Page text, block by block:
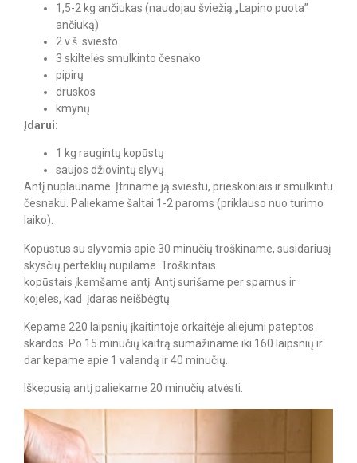
1,5-2 kg ančiukas (naudojau šviežią „Lapino puota”
ančiuką)
2 v.š. sviesto
3 skiltelės smulkinto česnako
pipirų
druskos
kmynų
Įdarui:
1 kg raugintų kopūstų
saujos džiovintų slyvų
Antį nuplauname. Įtriname ją sviestu, prieskoniais ir smulkintu
česnaku. Paliekame šaltai 1-2 paroms (priklauso nuo turimo
laiko).
Kopūstus su slyvomis apie 30 minučių troškiname, susidariusį
skysčių perteklių nupilame. Troškintais
kopūstais įkemšame antį. Antį surišame per sparnus ir
kojeles, kad įdaras neišbėgtų.
Kepame 220 laipsnių įkaitintoje orkaitėje aliejumi pateptos
skardos. Po 15 minučių kaitrą sumažiname iki 160 laipsnių ir
dar kepame apie 1 valandą ir 40 minučių.
Iškepusią antį paliekame 20 minučių atvėsti.